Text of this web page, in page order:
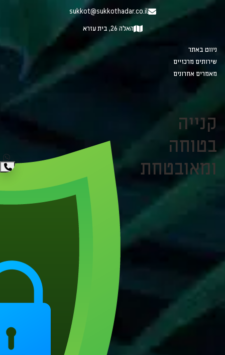
sukkot@sukkothadar.co.il
האלה 26, בית עזרא
ניווט באתר
שירותים מרכזיים
מאמרים אחרונים
קנייה
בטוחה
ומאובטחת